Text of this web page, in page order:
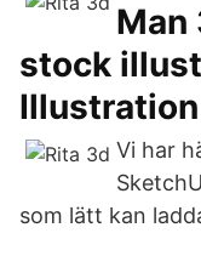
Man
stock
Vi har
som lätt kan